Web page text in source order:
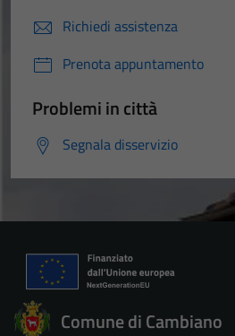
Richiedi assistenza
Prenota appuntamento
Problemi in città
Segnala disservizio
Comune di Cambiano